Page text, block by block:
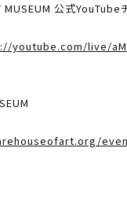
MUSEUM 公式YouTube
youtube.com/live/